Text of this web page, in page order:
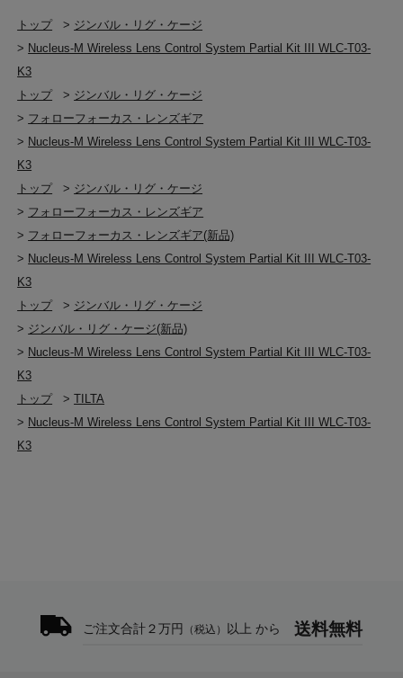
トップ > ジンバル・リグ・ケージ
> Nucleus-M Wireless Lens Control System Partial Kit III WLC-T03-
K3
トップ
> ジンバル・リグ・ケージ
> フォローフォーカス・レンズギア
> Nucleus-M Wireless Lens Control System Partial Kit III WLC-T03-
K3
トップ
> ジンバル・リグ・ケージ
> フォローフォーカス・レンズギア
> フォローフォーカス・レンズギア(新品)
> Nucleus-M Wireless Lens Control System Partial Kit III WLC-T03-
K3
トップ
> ジンバル・リグ・ケージ
> ジンバル・リグ・ケージ(新品)
> Nucleus-M Wireless Lens Control System Partial Kit III WLC-T03-
K3
トップ
>TILTA
> Nucleus-M Wireless Lens Control System Partial Kit III WLC-T03-
K3
ご注文合計２万円 （税込） 以上 から 送料無料